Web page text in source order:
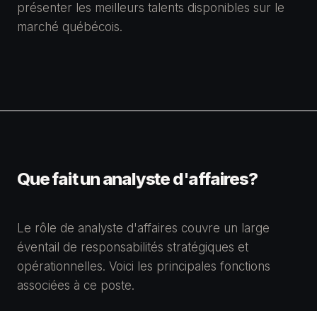
présenter les meilleurs talents disponibles sur le
marché québécois.
Que fait un analyste d'affaires?
Le rôle de analyste d'affaires couvre un large
éventail de responsabilités stratégiques et
opérationnelles. Voici les principales fonctions
associées à ce poste.